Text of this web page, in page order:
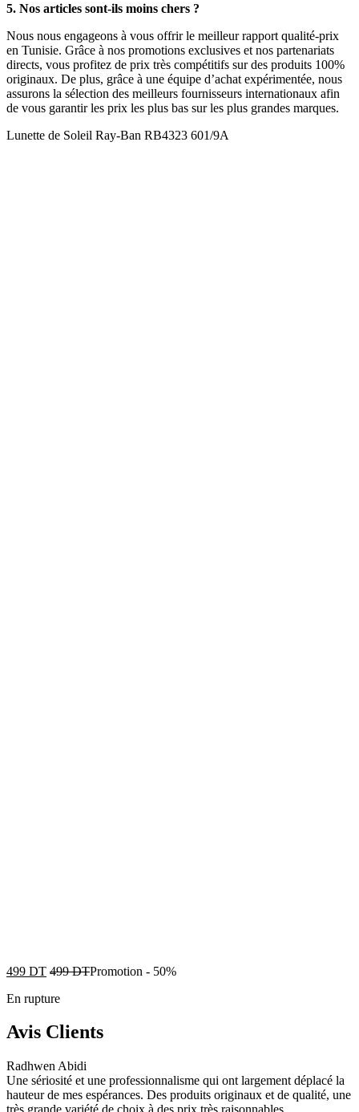
5. Nos articles sont-ils moins chers ?
Nous nous engageons à vous offrir le meilleur rapport qualité-prix
en Tunisie. Grâce à nos promotions exclusives et nos partenariats
directs, vous profitez de prix très compétitifs sur des produits 100%
originaux. De plus, grâce à une équipe d’achat expérimentée, nous
assurons la sélection des meilleurs fournisseurs internationaux afin
de vous garantir les prix les plus bas sur les plus grandes marques.
Lunette de Soleil Ray-Ban RB4323 601/9A
499 DT 499DTPromotion - 50%
En rupture
Avis Clients
Radhwen Abidi
Une sériosité et une professionnalisme qui ont largement déplacé la
hauteur de mes espérances. Des produits originaux et de qualité, une